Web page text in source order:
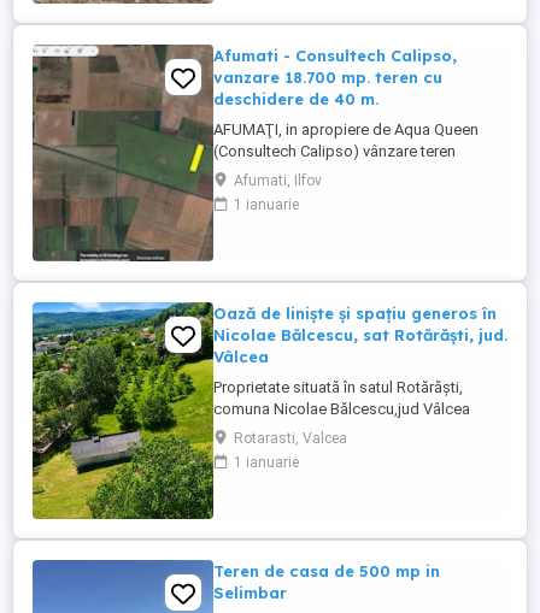
Afumati - Consultech Calipso,
vanzare 18.700 mp. teren cu
deschidere de 40 m.
AFUMAŢI, in apropiere de Aqua Queen
(Consultech Calipso) vânzare teren
extravilan în suprafaţă totală de 18.700
mp. cu deschidere de 39,5 ml. Ca locaţie
mai exact este situat la jumătatea distanţei
în plină ...
Afumati, Ilfov
1 ianuarie
Oază de liniște și spațiu generos în
Nicolae Bălcescu, sat Rotărăști, jud.
Vâlcea
Proprietate situată în satul Rotărăști,
comuna Nicolae Bălcescu,jud Vâlcea
compusă din teren în suprafață totală de
7.516 mp, din care 2.500 mp intravilan cu
posibilitate de extindere. Amplasamentul
beneficiind de liniștea ...
Rotarasti, Valcea
1 ianuarie
Teren de casa de 500 mp in
Selimbar